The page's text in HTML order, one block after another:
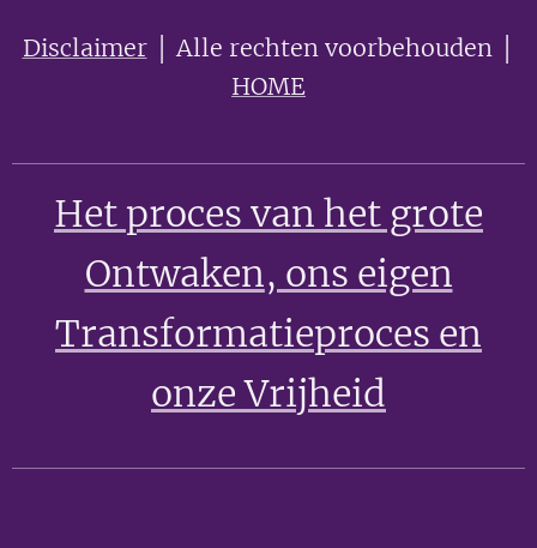
Disclaimer│ Alle rechten voorbehouden │
HOME
Het proces van het grote
Ontwaken, ons eigen
Transformatieproces en
onze Vrijheid